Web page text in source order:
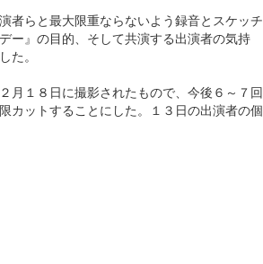
者らと最大限重ならないよう録音とスケッチ
ー』の目的、そして共演する出演者の気持
。
月１８日に撮影されたもので、今後６～７回
カットすることにした。１３日の出演者の個